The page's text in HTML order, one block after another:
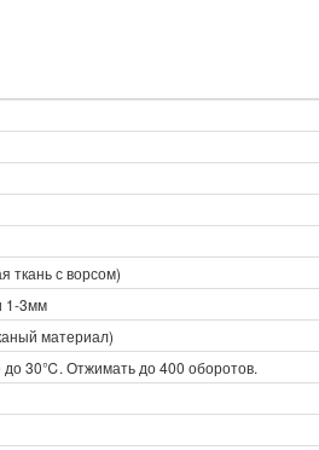
ткань с ворсом)
1-3мм
материал)
до 30℃. Отжимать до 400 оборотов.